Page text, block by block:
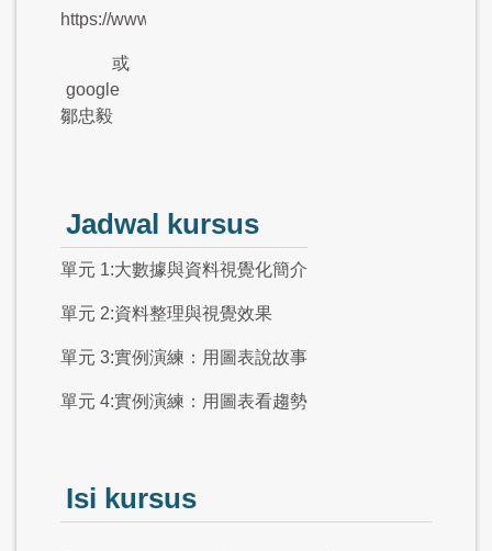
https://www.moustachelala.com/
或
google
鄒忠毅
Jadwal kursus
單元 1:大數據與資料視覺化簡介
單元 2:資料整理與視覺效果
單元 3:實例演練：用圖表說故事
單元 4:實例演練：用圖表看趨勢
Isi kursus